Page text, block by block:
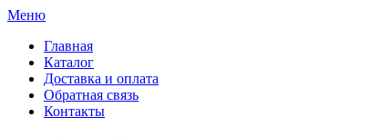
Меню
Главная
Каталог
Доставка и оплата
Обратная связь
Контакты